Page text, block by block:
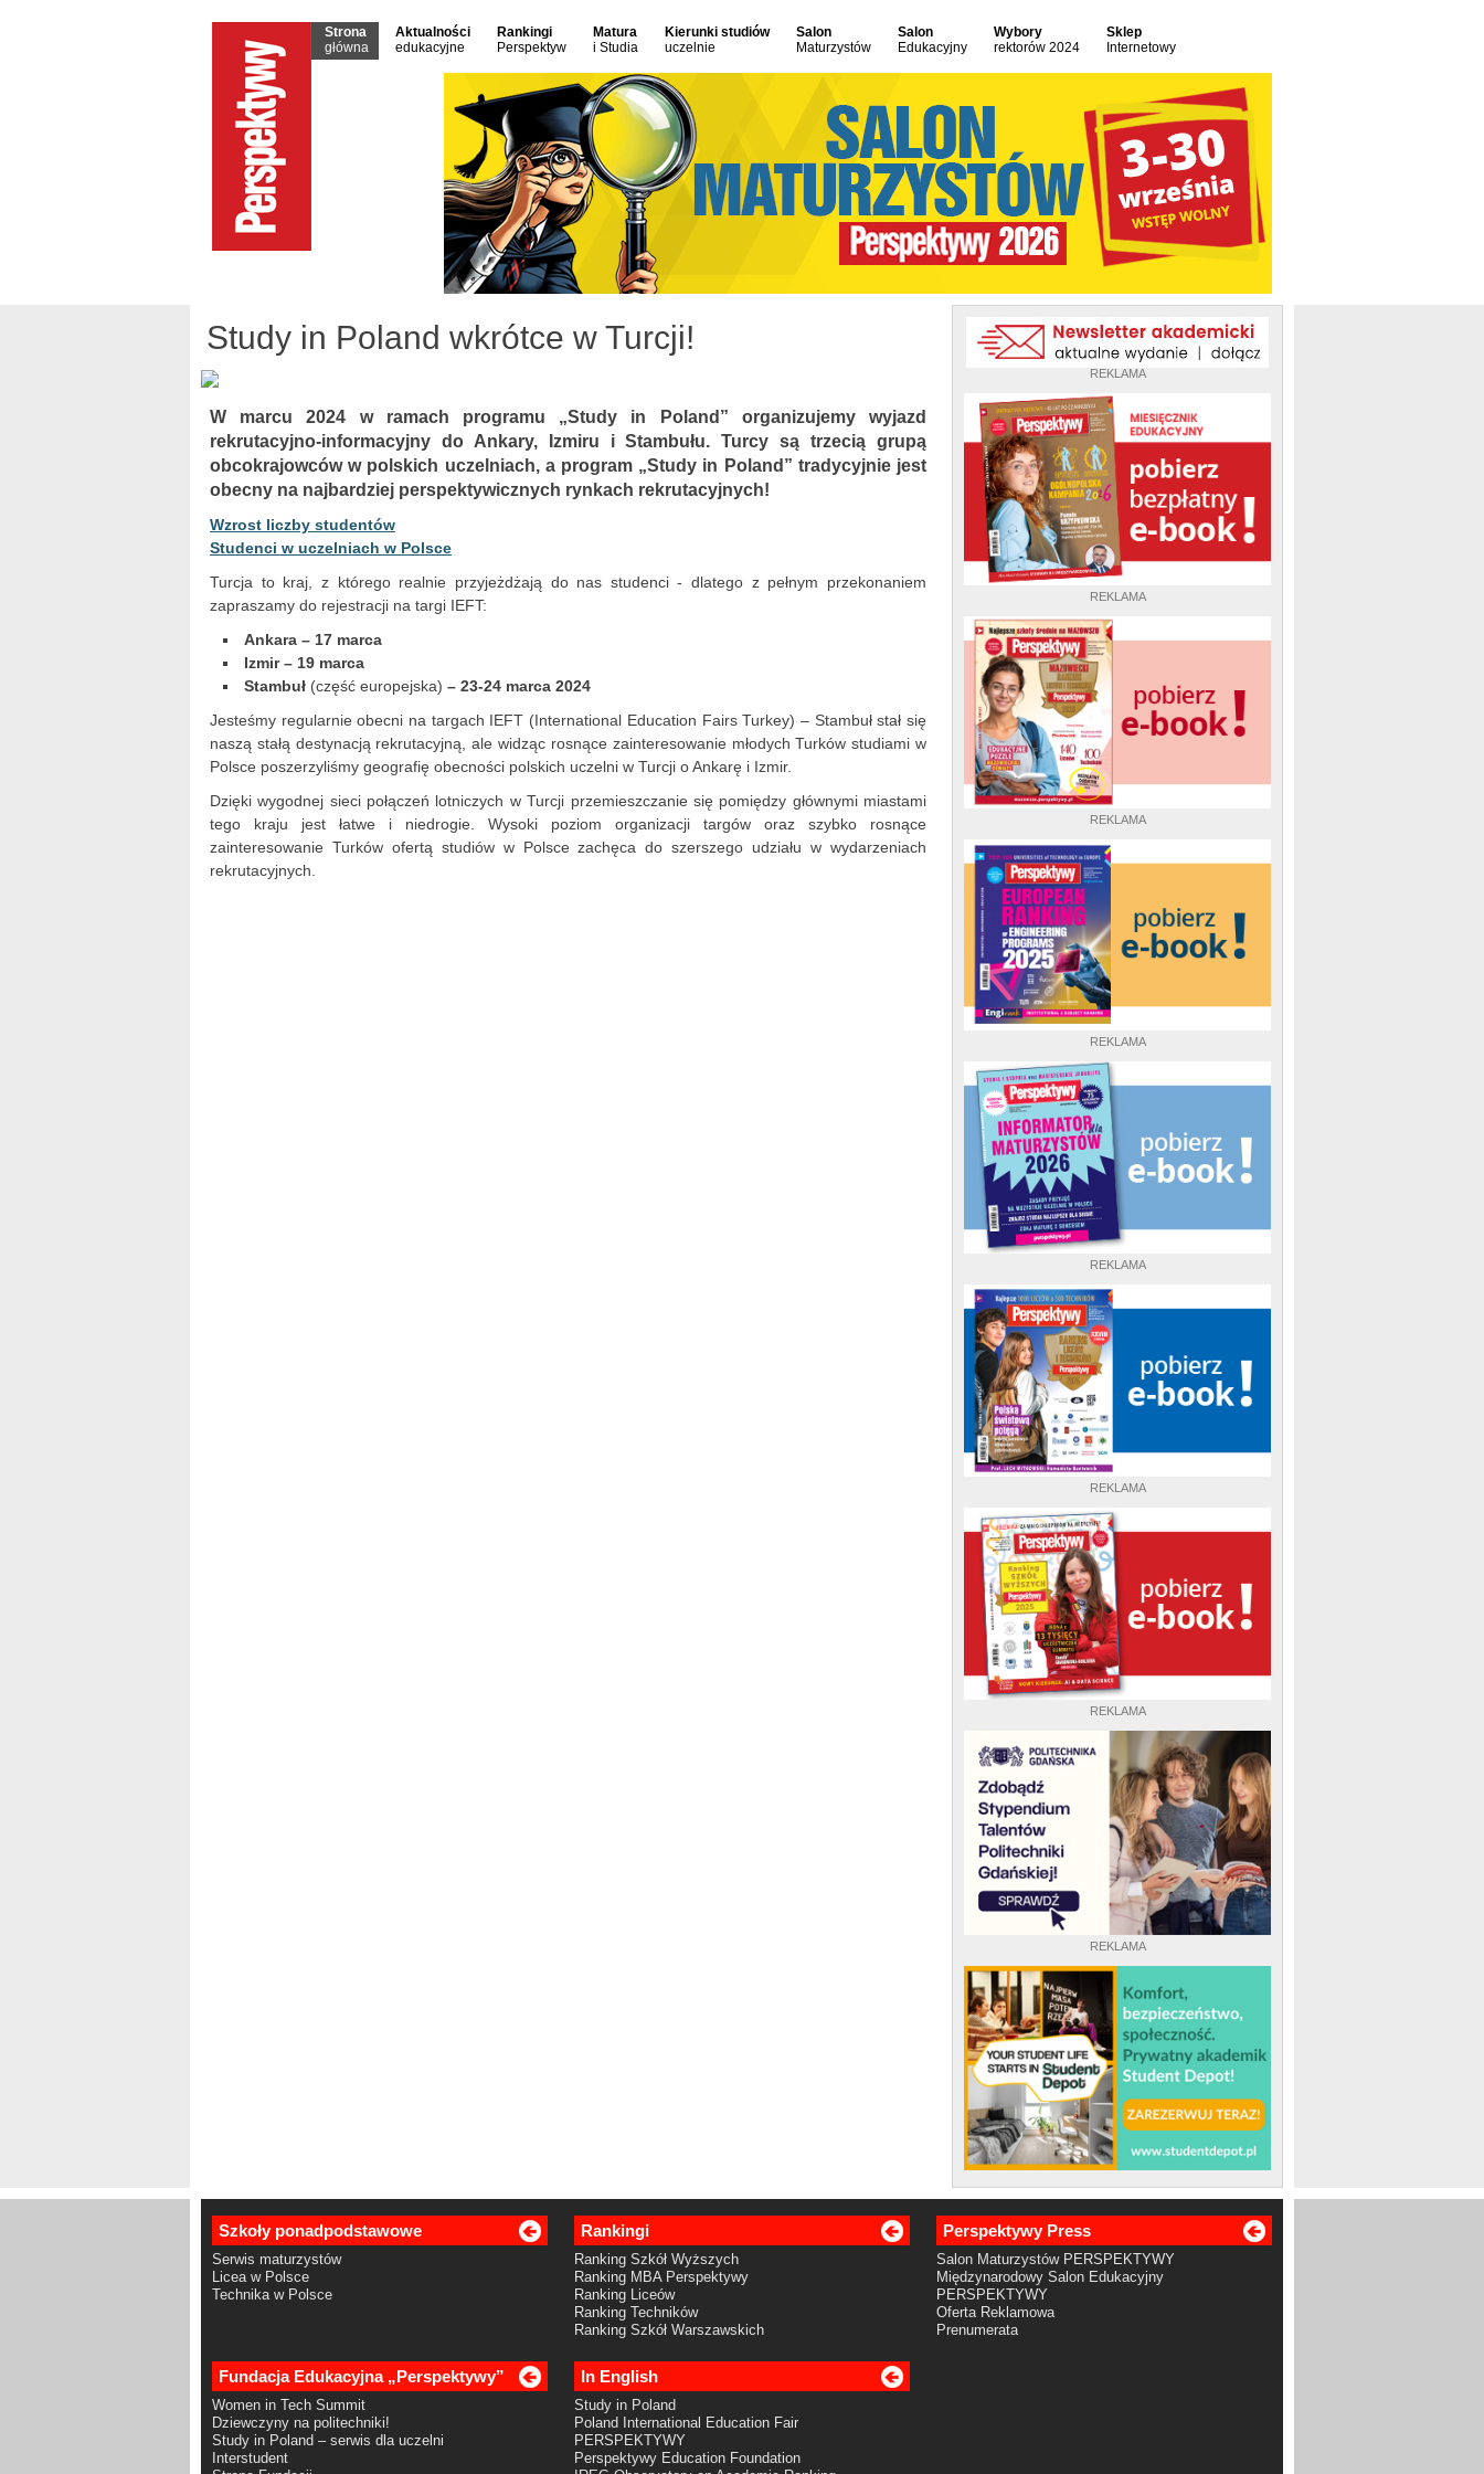
Strona
główna
Aktualności
edukacyjne
Rankingi
Perspektyw
Matura
i Studia
Kierunki studiów
uczelnie
Salon
Maturzystów
Salon
Edukacyjny
Wybory
rektorów 2024
Sklep
Internetowy
REKLAMA
REKLAMA
REKLAMA
REKLAMA
REKLAMA
REKLAMA
REKLAMA
REKLAMA
Study in Poland wkrótce w Turcji!
W marcu 2024 w ramach programu „Study in Poland” organizujemy wyjazd
rekrutacyjno-informacyjny do Ankary, Izmiru i Stambułu. Turcy są trzecią grupą
obcokrajowców w polskich uczelniach, a program „Study in Poland” tradycyjnie jest
obecny na najbardziej perspektywicznych rynkach rekrutacyjnych!
Wzrost liczby studentów
Studenci w uczelniach w Polsce
Turcja to kraj, z którego realnie przyjeżdżają do nas studenci - dlatego z pełnym przekonaniem
zapraszamy do rejestracji na targi IEFT:
Ankara – 17 marca
Izmir – 19 marca
Stambuł (część europejska) – 23-24 marca 2024
Jesteśmy regularnie obecni na targach IEFT (International Education Fairs Turkey) – Stambuł stał się
naszą stałą destynacją rekrutacyjną, ale widząc rosnące zainteresowanie młodych Turków studiami w
Polsce poszerzyliśmy geografię obecności polskich uczelni w Turcji o Ankarę i Izmir.
Dzięki wygodnej sieci połączeń lotniczych w Turcji przemieszczanie się pomiędzy głównymi miastami
tego kraju jest łatwe i niedrogie. Wysoki poziom organizacji targów oraz szybko rosnące
zainteresowanie Turków ofertą studiów w Polsce zachęca do szerszego udziału w wydarzeniach
rekrutacyjnych.
Szkoły ponadpodstawowe
Serwis maturzystów
Licea w Polsce
Technika w Polsce
Rankingi
Ranking Szkół Wyższych
Ranking MBA Perspektywy
Ranking Liceów
Ranking Techników
Ranking Szkół Warszawskich
Perspektywy Press
Salon Maturzystów PERSPEKTYWY
Międzynarodowy Salon Edukacyjny
PERSPEKTYWY
Oferta Reklamowa
Prenumerata
Fundacja Edukacyjna „Perspektywy”
Women in Tech Summit
Dziewczyny na politechniki!
Study in Poland – serwis dla uczelni
Interstudent
In English
Study in Poland
Poland International Education Fair
PERSPEKTYWY
Perspektywy Education Foundation